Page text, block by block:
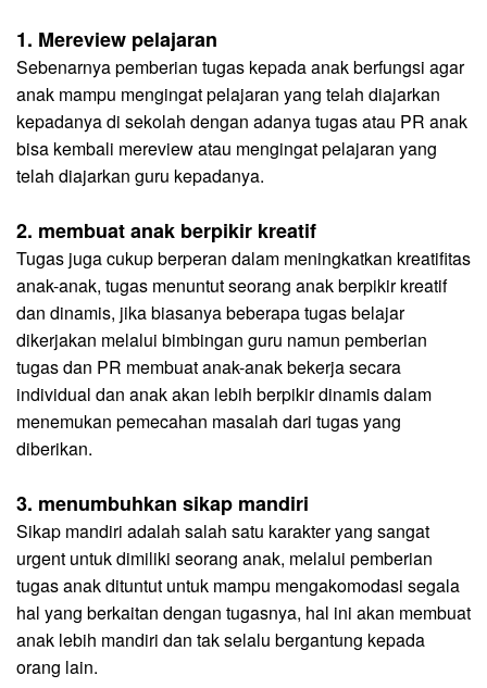
1. Mereview pelajaran
Sebenarnya pemberian tugas kepada anak berfungsi agar
anak mampu mengingat pelajaran yang telah diajarkan
kepadanya di sekolah dengan adanya tugas atau PR anak
bisa kembali mereview atau mengingat pelajaran yang
telah diajarkan guru kepadanya.
2. membuat anak berpikir kreatif
Tugas juga cukup berperan dalam meningkatkan kreatifitas
anak-anak, tugas menuntut seorang anak berpikir kreatif
dan dinamis, jika biasanya beberapa tugas belajar
dikerjakan melalui bimbingan guru namun pemberian
tugas dan PR membuat anak-anak bekerja secara
individual dan anak akan lebih berpikir dinamis dalam
menemukan pemecahan masalah dari tugas yang
diberikan.
3. menumbuhkan sikap mandiri
Sikap mandiri adalah salah satu karakter yang sangat
urgent untuk dimiliki seorang anak, melalui pemberian
tugas anak dituntut untuk mampu mengakomodasi segala
hal yang berkaitan dengan tugasnya, hal ini akan membuat
anak lebih mandiri dan tak selalu bergantung kepada
orang lain.